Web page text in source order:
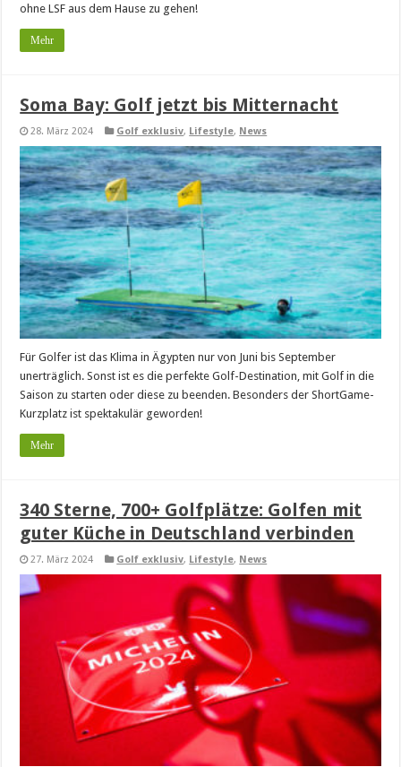
ohne LSF aus dem Hause zu gehen!
Mehr
Soma Bay: Golf jetzt bis Mitternacht
28. März 2024 Golf exklusiv, Lifestyle, News
Für Golfer ist das Klima in Ägypten nur von Juni bis September
unerträglich. Sonst ist es die perfekte Golf-Destination, mit Golf in die
Saison zu starten oder diese zu beenden. Besonders der ShortGame-
Kurzplatz ist spektakulär geworden!
Mehr
340 Sterne, 700+ Golfplätze: Golfen mit
guter Küche in Deutschland verbinden
27. März 2024 Golf exklusiv, Lifestyle, News